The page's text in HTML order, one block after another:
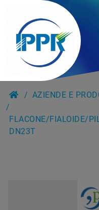
AZIENDE E
FLACONE/FIALOIDE/
DN23T